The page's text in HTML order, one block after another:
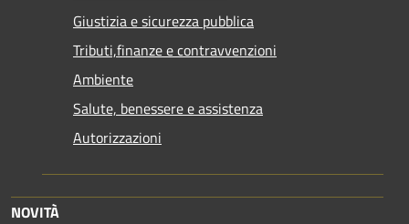
Giustizia e sicurezza pubblica
Tributi,finanze e contravvenzioni
Ambiente
Salute, benessere e assistenza
Autorizzazioni
NOVITÀ